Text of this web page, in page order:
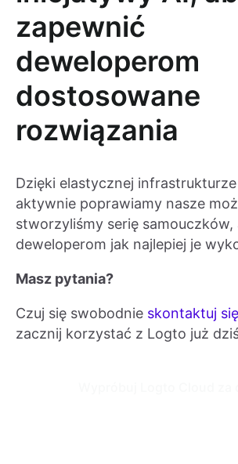
zapewnić
deweloperom
dostosowane
rozwiązania
Dzięki elastycznej
aktywnie poprawiamy nasze
stworzyliśmy serię samouczków,
deweloperom jak najlepiej je
Masz pytania?
Czuj się swobodnie skontaktuj
zacznij korzystać z Logto już